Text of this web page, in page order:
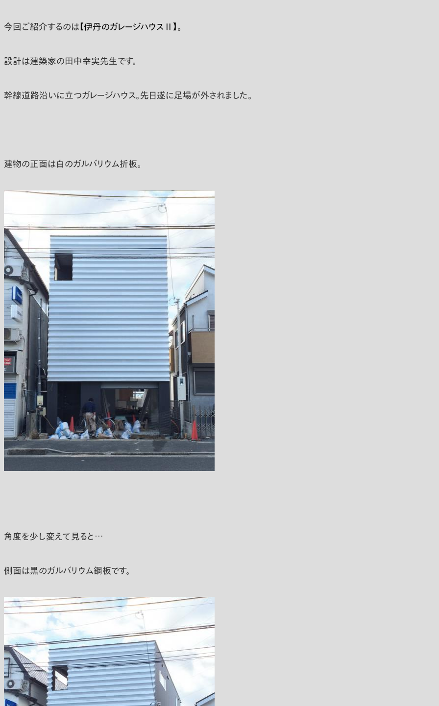
今回ご紹介するのは【伊丹のガレージハウスⅡ】。
設計は建築家の田中幸実先生です。
幹線道路沿いに立つガレージハウス。先日遂に足場が外されました。
建物の正面は白のガルバリウム折板。
角度を少し変えて見ると…
側面は黒のガルバリウム鋼板です。